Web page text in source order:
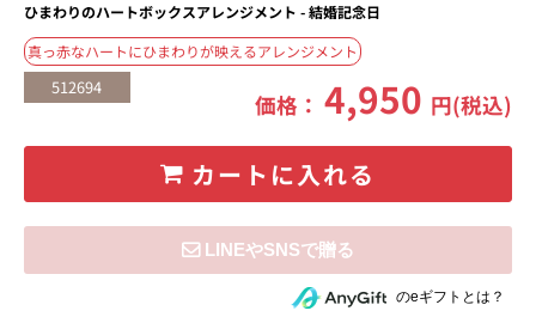
ひまわりのハートボックスアレンジメント - 結婚記念日
真っ赤なハートにひまわりが映えるアレンジメント
512694
価格：4,950 円(税込)
カートに入れる
住所を知らない相手にeギフトで贈るのeギフトとは？